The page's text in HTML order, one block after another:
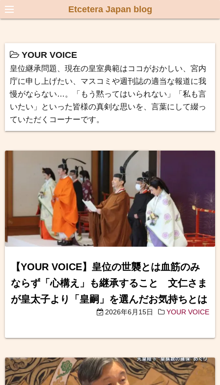
Etcetera Japan blog
YOUR VOICE
皇位継承問題、現在の皇室典範はココがおかしい、宮内
庁に申し上げたい、マスコミや週刊誌の適当な報道に我
慢がならない…。「もう黙ってはいられない」「私も言
いたい」といった皆様の真剣な思いを、言葉にして綴っ
ていただくコーナーです。
【YOUR VOICE】皇位の世襲とは血筋のみ
ならず「心構え」も継承すること 文仁さま
が皇太子より「皇嗣」を選んだお気持ちとは
2026年6月15日 YOUR VOICE